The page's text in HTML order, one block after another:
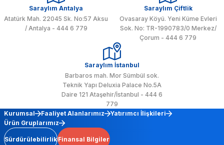
Saraylım Antalya
Atatürk Mah. 22045 Sk. No:57 Aksu
/ Antalya - 444 6 779
Saraylım Çiftlik
Ovasaray Köyü. Yeni Küme Evleri
Sok. No: TR-1990783/0 Merkez/
Çorum - 444 6 779
Saraylım İstanbul
Barbaros mah. Mor Sümbül sok.
Teknik Yapı Deluxia Palace No.5A
Daire 121 Ataşehir/İstanbul - 444 6
779
Kurumsal
Faaliyet Alanlarımız
Yatırımcı İlişkileri
Ürün Gruplarımız
Sürdürülebilirlik Finansal Bilgiler